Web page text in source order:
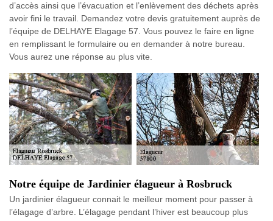
d’accès ainsi que l’évacuation et l’enlèvement des déchets après
avoir fini le travail. Demandez votre devis gratuitement auprès de
l’équipe de DELHAYE Elagage 57. Vous pouvez le faire en ligne
en remplissant le formulaire ou en demander à notre bureau.
Vous aurez une réponse au plus vite.
Notre équipe de Jardinier élagueur à Rosbruck
Un jardinier élagueur connait le meilleur moment pour passer à
l’élagage d’arbre. L’élagage pendant l’hiver est beaucoup plus